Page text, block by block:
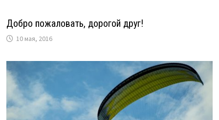
Добро пожаловать, дорогой друг!
10 мая, 2016